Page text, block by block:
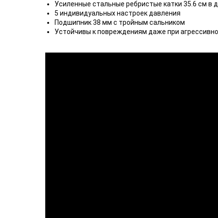
Усиленные стальные ребристые катки 35.6 см в
5 индивидуальных настроек давления
Подшипник 38 мм с тройным сальником
Устойчивы к повреждениям даже при